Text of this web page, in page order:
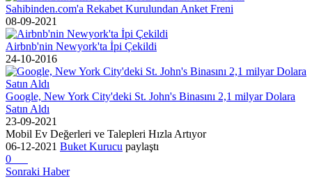
Sahibinden.com'a Rekabet Kurulundan Anket Freni
08-09-2021
Airbnb'nin Newyork'ta İpi Çekildi
24-10-2016
Google, New York City'deki St. John's Binasını 2,1 milyar Dolara
Satın Aldı
23-09-2021
Mobil Ev Değerleri ve Talepleri Hızla Artıyor
06-12-2021 Buket Kurucu paylaştı
0
Sonraki Haber